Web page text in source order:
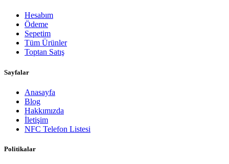
Hesabım
Ödeme
Sepetim
Tüm Ürünler
Toptan Satış
Sayfalar
Anasayfa
Blog
Hakkımızda
İletişim
NFC Telefon Listesi
Politikalar